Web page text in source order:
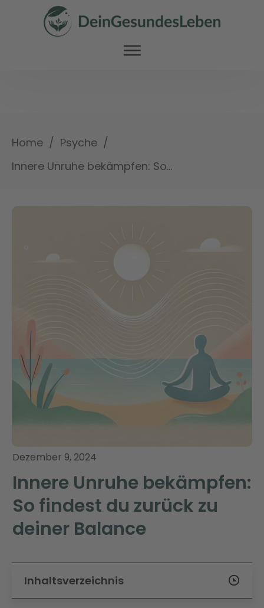
Home / Psyche /
Innere Unruhe bekämpfen: So findest du zurück zu deiner Balance
Dezember 9, 2024
Innere Unruhe bekämpfen:
So findest du zurück zu
deiner Balance
Inhaltsverzeichnis